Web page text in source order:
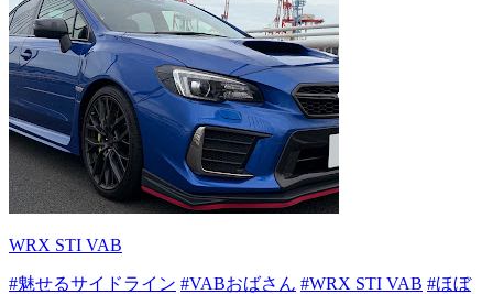
WRX STI VAB
#魅せるサイドライン #VABおばさん #WRX STI VAB #ほぼ